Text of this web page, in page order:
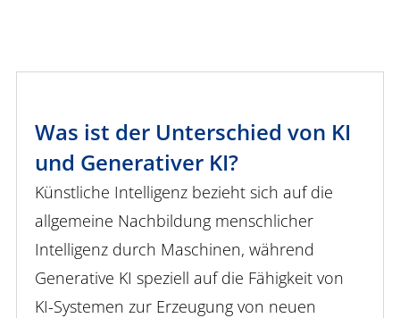
Was ist der Unterschied von KI
und Generativer KI?
Künstliche Intelligenz bezieht sich auf die
allgemeine Nachbildung menschlicher
Intelligenz durch Maschinen, während
Generative KI speziell auf die Fähigkeit von
KI-Systemen zur Erzeugung von neuen